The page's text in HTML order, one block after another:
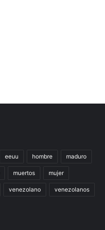
eeuu hombre maduro
muertos mujer
venezolano venezolanos